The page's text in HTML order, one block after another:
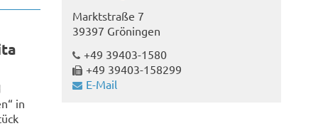
in
Marktstraße 7
39397 Gröningen
+49 39403-1580
+49 39403-158299
E-Mail